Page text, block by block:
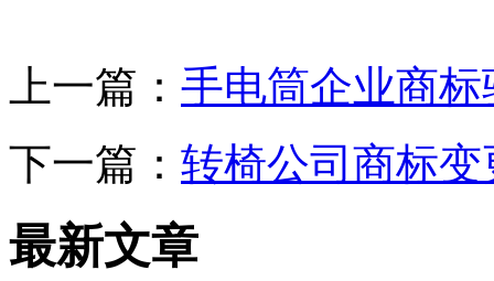
上一篇： 手电筒企业商
下一篇： 转椅公司商标
最新文章